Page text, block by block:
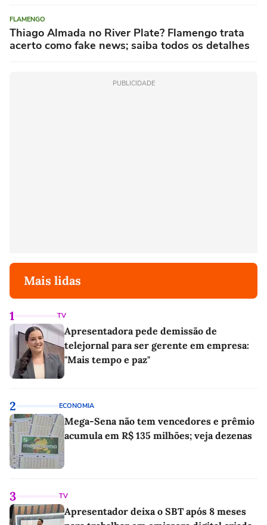
FLAMENGO
Thiago Almada no River Plate? Flamengo trata
acerto como fake news; saiba todos os detalhes
PUBLICIDADE
Mais lidas
1 TV
Apresentadora pede demissão de
telejornal para ser gerente em empresa:
"Mais tempo e paz"
2 ECONOMIA
Mega-Sena não tem vencedores e prêmio
acumula em R$ 135 milhões; veja dezenas
3 TV
Apresentador deixa o SBT após 8 meses